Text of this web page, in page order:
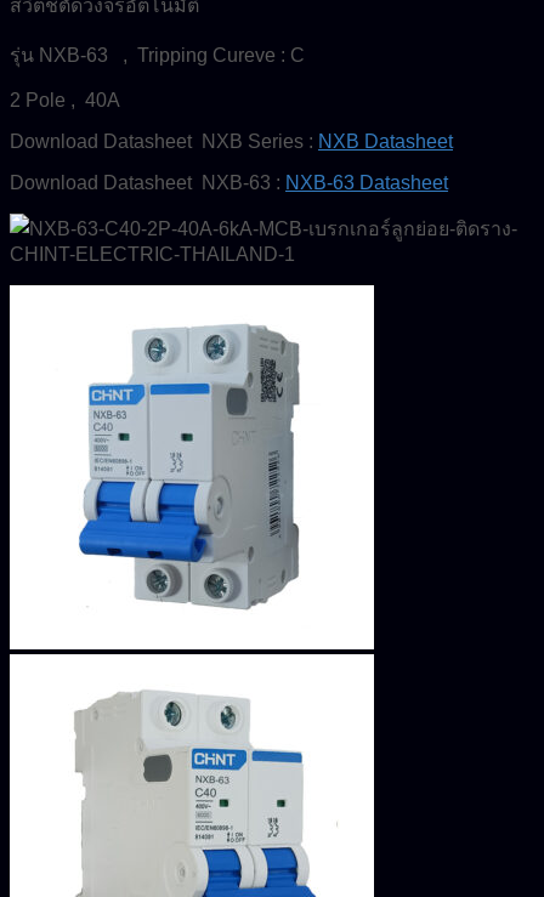
สวิตช์ตัดวงจรอัตโนมัติ
รุ่น NXB-63 , Tripping Cureve : C
2 Pole , 40A
Download Datasheet NXB Series : NXB Datasheet
Download Datasheet NXB-63 : NXB-63 Datasheet